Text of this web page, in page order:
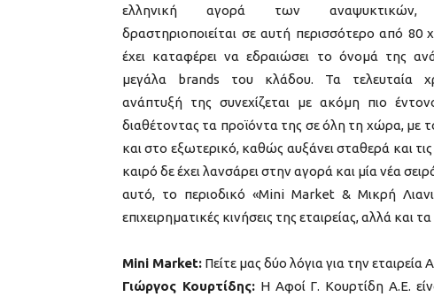
ελληνική αγορά των αναψυκτικών,
δραστηριοποιείται σε αυτή περισσότερο από 80
έχει καταφέρει να εδραιώσει το όνομά της
μεγάλα brands του κλάδου. Τα τελευταία
ανάπτυξή της συνεχίζεται με ακόμη πιο
διαθέτοντας τα προϊόντα της σε όλη τη χώρα, με
και στο εξωτερικό, καθώς αυξάνει σταθερά και
καιρό δε έχει λανσάρει στην αγορά και μία νέα
αυτό, το περιοδικό «Mini Market & Μικρή
επιχειρηματικές κινήσεις της εταιρείας, αλλά και
Mini Market: Πείτε μας δύο λόγια για την
Γιώργος Κουρτίδης:Η Αφοί Γ. Κουρτίδη Α.Ε.